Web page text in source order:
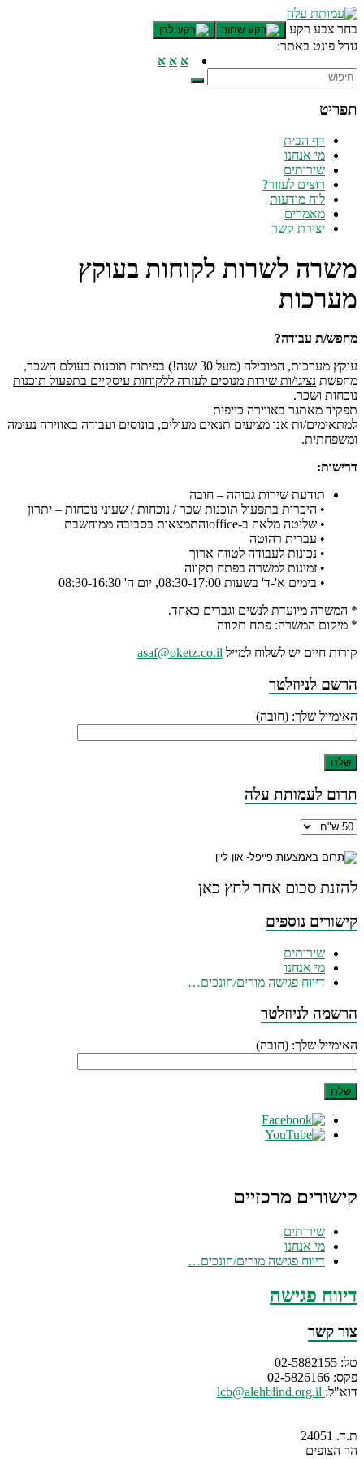
דלג לתוכן רצוי/Skip to content
בחר צבע רקע
גודל פונט באתר:
א א א
תפריט
דף הבית
מי אנחנו
שירותים
רוצים לעזור?
לוח מודעות
מאמרים
יצירת קשר
משרה לשרות לקוחות בעוקץ
מערכות
מחפש/ת עבודה?
עוקץ מערכות, המובילה (מעל 30 שנה!) בפיתוח תוכנות בעולם השכר,
מחפשת נציגי/ות שירות מנוסים לעזרה ללקוחות עיסקיים בתפעול תוכנות
נוכחות ושכר.
תפקיד מאתגר באווירה כייפית
למתאימים/ות אנו מציעים תנאים מעולים, בונוסים ועבודה באווירה נעימה
ומשפחתית.
דרישות:
תודעת שירות גבוהה – חובה
• היכרות בתפעול תוכנות שכר / נוכחות / שעוני נוכחות – יתרון
• שליטה מלאה ב-officeוהתמצאות בסביבה ממוחשבת
• עברית רהוטה
• נכונות לעבודה לטווח ארוך
• זמינות למשרה בפתח תקווה
• בימים א'-ד' בשעות 08:30-17:00, יום ה' 08:30-16:30
* המשרה מיועדת לנשים וגברים כאחד.
* מיקום המשרה: פתח תקווה
קורות חיים יש לשלוח למייל asaf@oketz.co.il
הרשם לניוזלטר
האימייל שלך: (חובה)
תרום לעמותת עלה
להזנת סכום אחר לחץ כאן
קישורים נוספים
שירותים
מי אנחנו
דיווח פגישה מורים/חונכים…
הרשמה לניוזלטר
האימייל שלך: (חובה)
קישורים מרכזיים
שירותים
מי אנחנו
דיווח פגישה מורים/חונכים…
דיווח פגישה
צור קשר
טל: 02-5882155
פקס: 02-5826166
דוא"ל:
ת.ד. 24051
הר הצופים